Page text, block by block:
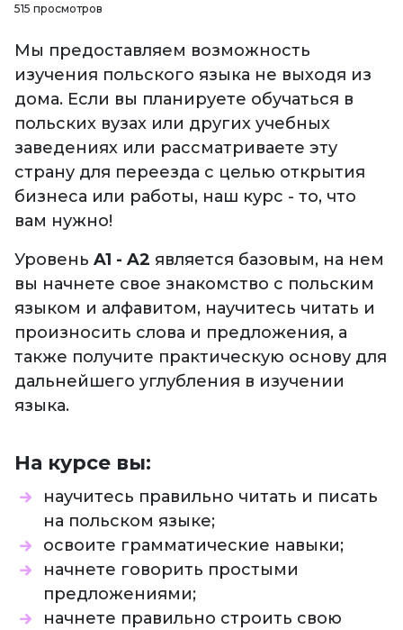
515 просмотров
Мы предоставляем возможность
изучения польского языка не выходя из
дома. Если вы планируете обучаться в
польских вузах или других учебных
заведениях или рассматриваете эту
страну для переезда с целью открытия
бизнеса или работы, наш курс - то, что
вам нужно!
Уровень A1 - A2 является базовым, на нем
вы начнете свое знакомство с польским
языком и алфавитом, научитесь читать и
произносить слова и предложения, а
также получите практическую основу для
дальнейшего углубления в изучении
языка.
На курсе вы:
научитесь правильно читать и писать
на польском языке;
освоите грамматические навыки;
начнете говорить простыми
предложениями;
начнете правильно строить свою